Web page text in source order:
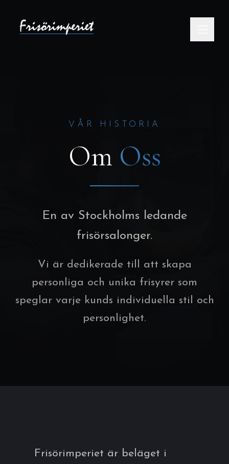
VÅR HISTORIA
Om Oss
En av Stockholms ledande
frisörsalonger.
Vi är dedikerade till att skapa
personliga och unika frisyrer som
speglar varje kunds individuella stil och
personlighet.
Frisörimperiet är beläget i